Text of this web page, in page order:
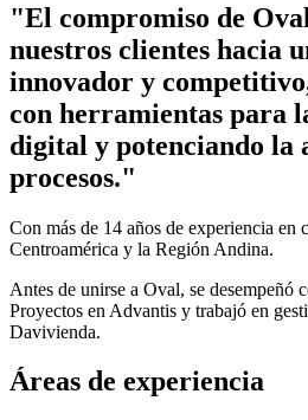
"El compromiso de
nuestros clientes hacia
innovador y
con herramientas para
digital y potenciando la
procesos."
Con más de 14 años de experiencia en
Centroamérica y la Región Andina.
Antes de unirse a Oval, se desempeñó
Proyectos en Advantis y trabajó en
Davivienda.
Áreas de experiencia